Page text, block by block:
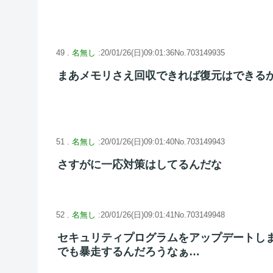
49 . 名無し :20/01/26(日)09:01:36No.703149935
まあメモリさえ回収できれば復元はできる
51 . 名無し :20/01/26(日)09:01:40No.703149943
さすがに一応対策はしてるんだな
52 . 名無し :20/01/26(日)09:01:41No.703149948
セキュリティプログラムをアップデートし
でも暴走するんだろうなぁ…